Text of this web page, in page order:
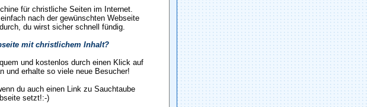
für christliche Seiten im Internet.
nach der gewünschten Webseite
du wirst sicher schnell fündig.
mit christlichem Inhalt?
und kostenlos durch einen Klick auf
und erhalte so viele neue Besucher!
du auch einen Link zu Sauchtaube
setzt!:-)